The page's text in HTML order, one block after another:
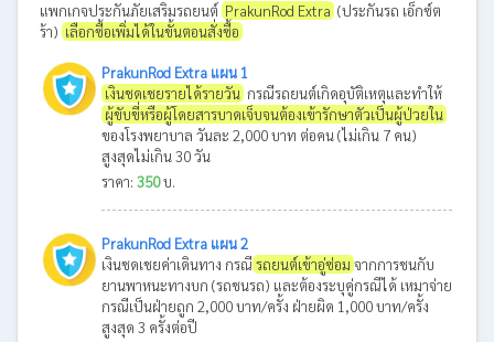
แพกเกจประกันภัยเสริมรถยนต์ PrakunRod Extra (ประกันรถ เอ็กซ์ต
ร้า) เลือกซื้อเพิ่มได้ในขั้นตอนสั่งซื้อ
PrakunRod Extra แผน 1
เงินชดเชยรายได้รายวัน กรณีรถยนต์เกิดอุบัติเหตุและทำให้
ผู้ขับขี่หรือผู้โดยสารบาดเจ็บจนต้องเข้ารักษาตัวเป็นผู้ป่วยใน
ของโรงพยาบาล วันละ 2,000 บาท ต่อคน (ไม่เกิน 7 คน)
สูงสุดไม่เกิน 30 วัน
ราคา: 350บ.
PrakunRod Extra แผน 2
เงินชดเชยค่าเดินทาง กรณี รถยนต์เข้าอู่ซ่อม จากการชนกับ
ยานพาหนะทางบก (รถชนรถ) และต้องระบุคู่กรณีได้ เหมาจ่าย
กรณีเป็นฝ่ายถูก 2,000 บาท/ครั้ง ฝ่ายผิด 1,000 บาท/ครั้ง
สูงสุด 3 ครั้งต่อปี